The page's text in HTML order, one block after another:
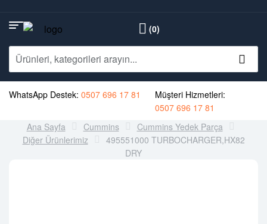
(0)
WhatsApp Destek: 0507 696 17 81
Müşteri Hizmetleri:
0507 696 17 81
Ana Sayfa
Cummins
Cummins Yedek Parça
Diğer Ürünlerimiz
495551000 TURBOCHARGER,HX82
DRY